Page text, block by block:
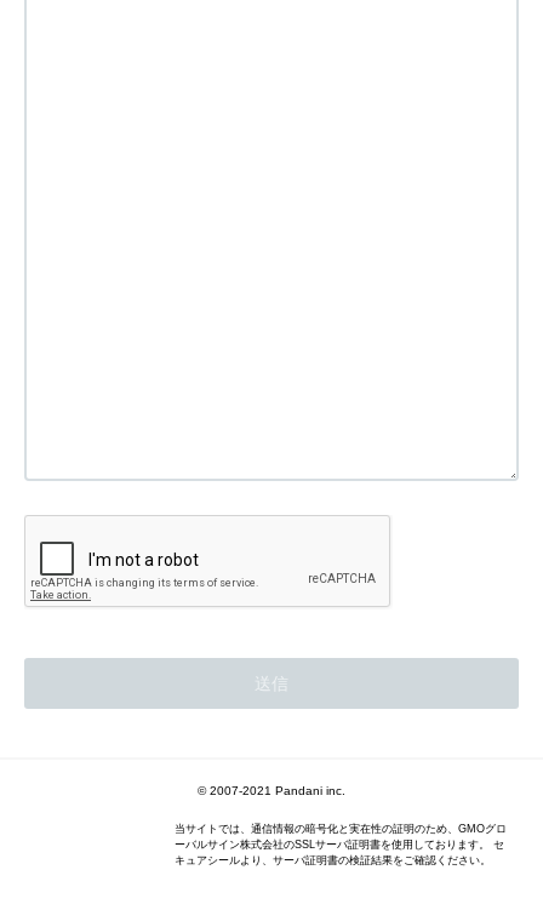
© 2007-2021 Pandani inc.
当サイトでは、通信情報の暗号化と実在性の証明のため、GMOグロ
ーバルサイン株式会社のSSLサーバ証明書を使用しております。 セ
キュアシールより、サーバ証明書の検証結果をご確認ください。